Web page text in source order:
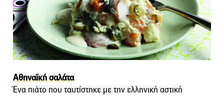
Αθηναϊκή σαλάτα
Ένα πιάτο που ταυτίστηκε με την ελληνική αστική